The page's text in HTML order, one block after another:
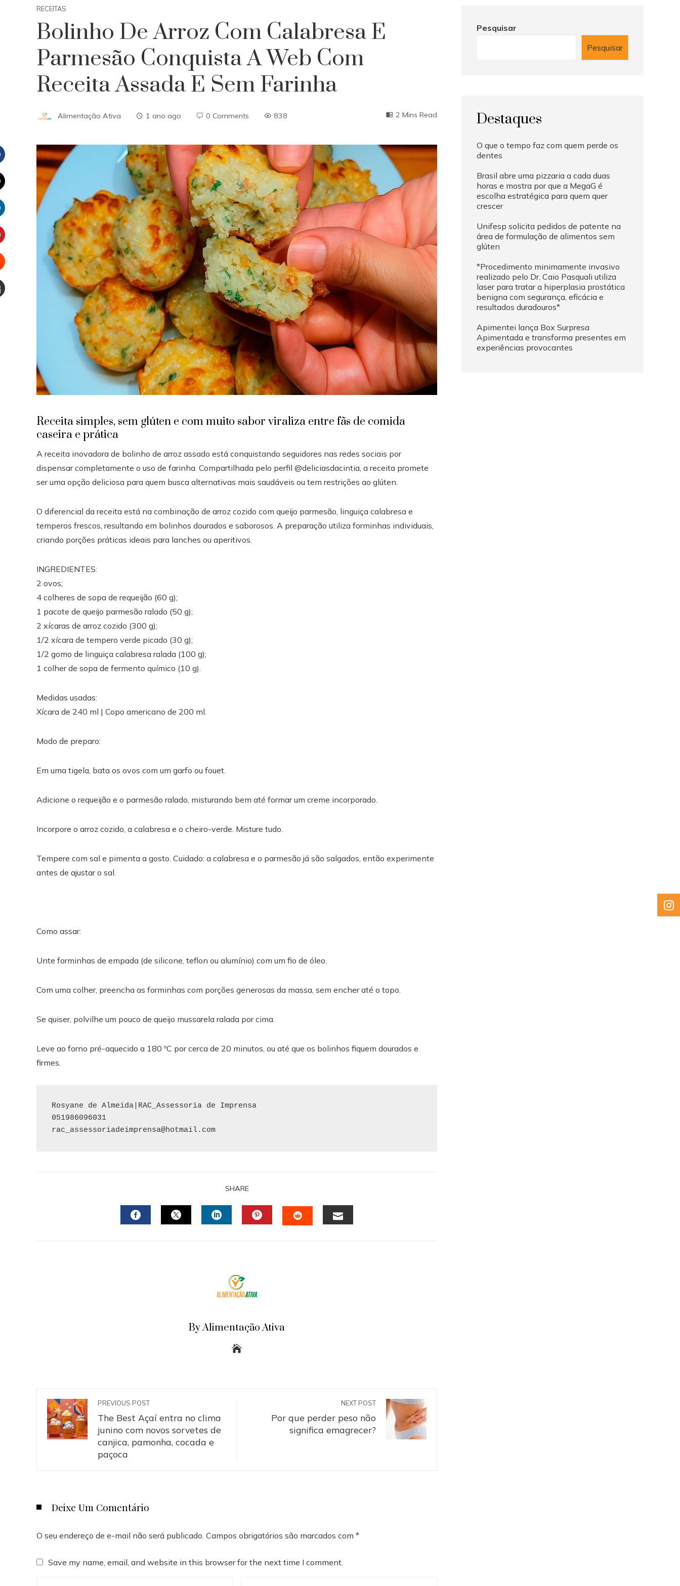
RECEITAS
Bolinho De Arroz Com Calabresa E
Parmesão Conquista A Web Com
Receita Assada E Sem Farinha
Alimentação Ativa 1 ano ago 0 Comments 838 2 Mins Read
Receita simples, sem glúten e com muito sabor viraliza entre fãs de comida
caseira e prática
A receita inovadora de bolinho de arroz assado está conquistando seguidores nas redes sociais por
dispensar completamente o uso de farinha. Compartilhada pelo perfil @deliciasdacintia, a receita promete
ser uma opção deliciosa para quem busca alternativas mais saudáveis ou tem restrições ao glúten.
O diferencial da receita está na combinação de arroz cozido com queijo parmesão, linguiça calabresa e
temperos frescos, resultando em bolinhos dourados e saborosos. A preparação utiliza forminhas individuais,
criando porções práticas ideais para lanches ou aperitivos.
INGREDIENTES:
2 ovos;
4 colheres de sopa de requeijão (60 g);
1 pacote de queijo parmesão ralado (50 g);
2 xícaras de arroz cozido (300 g);
1/2 xícara de tempero verde picado (30 g);
1/2 gomo de linguiça calabresa ralada (100 g);
1 colher de sopa de fermento químico (10 g).
Medidas usadas:
Xícara de 240 ml | Copo americano de 200 ml.
Modo de preparo:
Em uma tigela, bata os ovos com um garfo ou fouet.
Adicione o requeijão e o parmesão ralado, misturando bem até formar um creme incorporado.
Incorpore o arroz cozido, a calabresa e o cheiro-verde. Misture tudo.
Tempere com sal e pimenta a gosto. Cuidado: a calabresa e o parmesão já são salgados, então experimente
antes de ajustar o sal.
Como assar:
Unte forminhas de empada (de silicone, teflon ou alumínio) com um fio de óleo.
Com uma colher, preencha as forminhas com porções generosas da massa, sem encher até o topo.
Se quiser, polvilhe um pouco de queijo mussarela ralada por cima.
Leve ao forno pré-aquecido a 180 ºC por cerca de 20 minutos, ou até que os bolinhos fiquem dourados e
firmes.
Rosyane de Almeida|RAC_Assessoria de Imprensa
rac_assessoriadeimprensa@hotmail.com
SHARE
By Alimentação Ativa
PREVIOUS POST
The Best Açaí entra no clima
junino com novos sorvetes de
canjica, pamonha, cocada e
paçoca
NEXT POST
Por que perder peso não
significa emagrecer?
Deixe Um Comentário
O seu endereço de e-mail não será publicado. Campos obrigatórios são marcados com *
Save my name, email, and website in this browser for the next time I comment.
Pesquisar
Pesquisar
Destaques
O que o tempo faz com quem perde os
dentes
Brasil abre uma pizzaria a cada duas
horas e mostra por que a MegaG é
escolha estratégica para quem quer
crescer
Unifesp solicita pedidos de patente na
área de formulação de alimentos sem
glúten
*Procedimento minimamente invasivo
realizado pelo Dr. Caio Pasquali utiliza
laser para tratar a hiperplasia prostática
benigna com segurança, eficácia e
resultados duradouros*
Apimentei lança Box Surpresa
Apimentada e transforma presentes em
experiências provocantes